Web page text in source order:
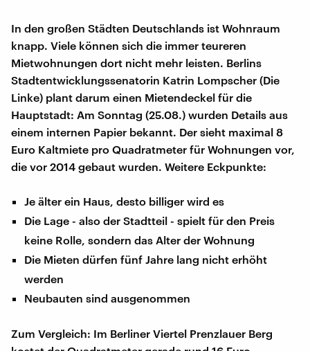
In den großen Städten Deutschlands ist Wohnraum
knapp. Viele können sich die immer teureren
Mietwohnungen dort nicht mehr leisten. Berlins
Stadtentwicklungssenatorin Katrin Lompscher (Die
Linke) plant darum einen Mietendeckel für die
Hauptstadt: Am Sonntag (25.08.) wurden Details aus
einem internen Papier bekannt. Der sieht maximal 8
Euro Kaltmiete pro Quadratmeter für Wohnungen vor,
die vor 2014 gebaut wurden. Weitere Eckpunkte:
Je älter ein Haus, desto billiger wird es
Die Lage - also der Stadtteil - spielt für den Preis
keine Rolle, sondern das Alter der Wohnung
Die Mieten dürfen fünf Jahre lang nicht erhöht
werden
Neubauten sind ausgenommen
Zum Vergleich: Im Berliner Viertel Prenzlauer Berg